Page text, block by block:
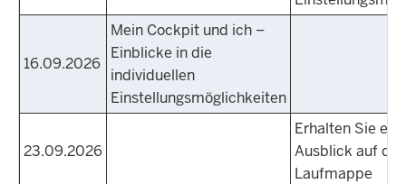
16.09.2026
Mein Cockpit und ich –
Einblicke in die
individuellen
Einstellungsmöglichkeiten
23.09.2026
Erhalten Sie
Ausblick auf die
Laufmappe